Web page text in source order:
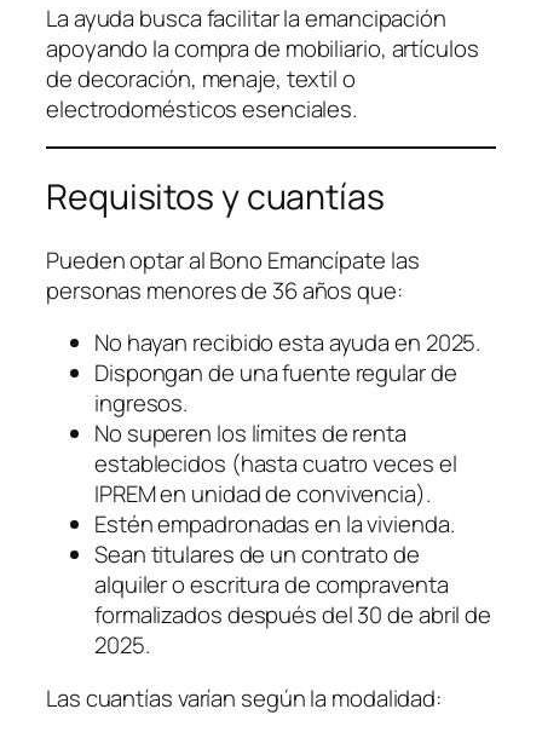
La ayuda busca facilitar la emancipación
apoyando la compra de mobiliario, artículos
de decoración, menaje, textil o
electrodomésticos esenciales.
Requisitos y cuantías
Pueden optar al Bono Emancípate las
personas menores de 36 años que:
No hayan recibido esta ayuda en 2025.
Dispongan de una fuente regular de
ingresos.
No superen los límites de renta
establecidos (hasta cuatro veces el
IPREM en unidad de convivencia).
Estén empadronadas en la vivienda.
Sean titulares de un contrato de
alquiler o escritura de compraventa
formalizados después del 30 de abril de
2025.
Las cuantías varían según la modalidad: